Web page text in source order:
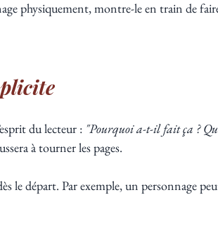
physiquement, montre-le en train de
du lecteur : "Pourquoi a-t-il fait ça ? Qui
à tourner les pages.
le départ. Par exemple, un personnage